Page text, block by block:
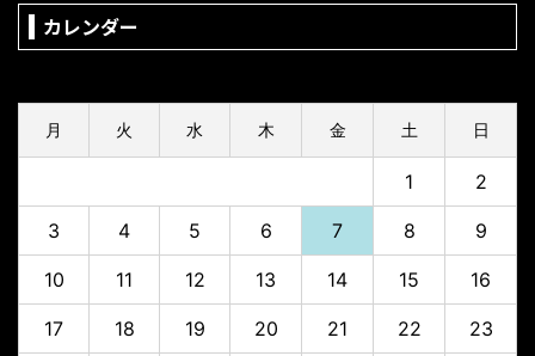
カレンダー
月 火 水 木 金 土 日
1 2
3 4 5 6 7 8 9
10 11 12 13 14 15 16
17 18 19 20 21 22 23